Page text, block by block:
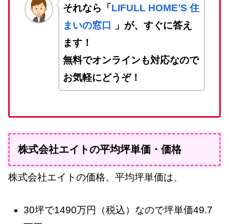
それなら「LIFULL HOME’S 住
まいの窓口
」が、すぐに答え
ます！
無料でオンラインも対応なので
お気軽にどうぞ！
株式会社エイトの平均坪単価・価格
株式会社エイトの価格、平均坪単価は、
30坪で1490万円（税込）なので坪単価49.7